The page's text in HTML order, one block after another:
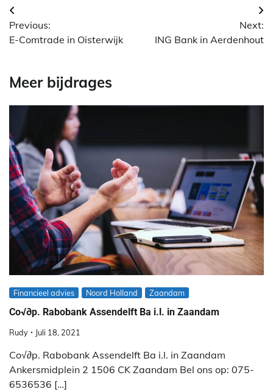
Berichtnavigatie
Previous:
E-Comtrade in Oisterwijk
Next:
ING Bank in Aerdenhout
Meer bijdrages
Financieel advies Noord Holland Zaandam
Co√∂p. Rabobank Assendelft Ba i.l. in Zaandam
Rudy Juli 18, 2021
Co√∂p. Rabobank Assendelft Ba i.l. in Zaandam
Ankersmidplein 2 1506 CK Zaandam Bel ons op: 075-
6536536 […]